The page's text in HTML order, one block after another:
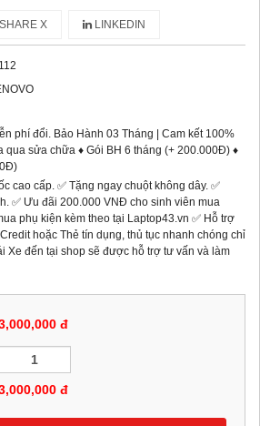
SHARE X LINKEDIN
phí đổi. Bảo Hành 03 Tháng | Cam kết 100%
qua sửa chữa ♦ Gói BH 6 tháng (+ 200.000Đ) ♦
cao cấp. ✅ Tặng ngay chuột không dây. ✅
✅ Ưu đãi 200.000 VNĐ cho sinh viên mua
phụ kiện kèm theo tại Laptop43.vn ✅ Hỗ trợ
hoặc Thẻ tín dụng, thủ tục nhanh chóng chỉ
Xe đến tại shop sẽ được hỗ trợ tư vấn và làm
đ
đ